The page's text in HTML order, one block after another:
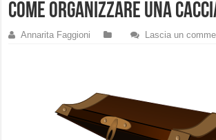
come organizzare una
Annarita Faggioni Lascia un